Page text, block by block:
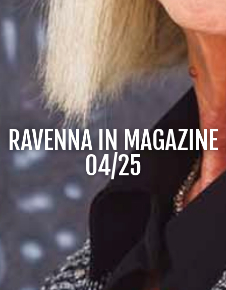
RAVENNA IN MAGAZINE
04/25